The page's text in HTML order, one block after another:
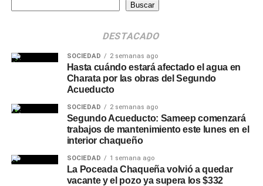
Buscar
DESTACADO
SOCIEDAD 2 semanas ago
Hasta cuándo estará afectado el agua en
Charata por las obras del Segundo
Acueducto
SOCIEDAD 2 semanas ago
Segundo Acueducto: Sameep comenzará
trabajos de mantenimiento este lunes en el
interior chaqueño
SOCIEDAD 1 semana ago
La Poceada Chaqueña volvió a quedar
vacante y el pozo ya supera los $332